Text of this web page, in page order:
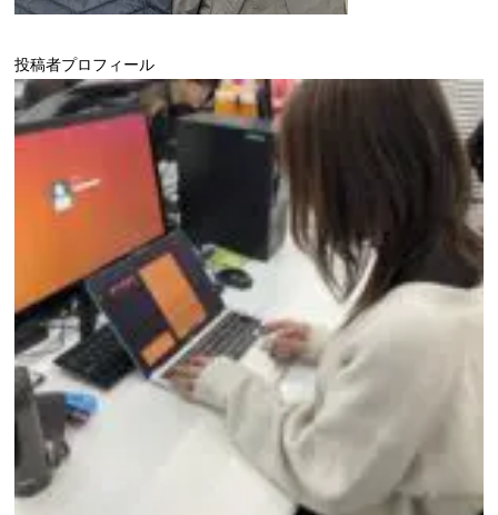
投稿者プロフィール